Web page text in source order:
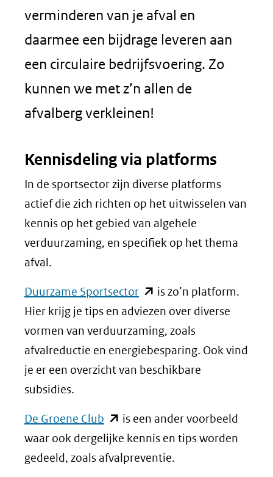
verminderen van je afval en
daarmee een bijdrage leveren aan
een circulaire bedrijfsvoering. Zo
kunnen we met z’n allen de
afvalberg verkleinen!
Kennisdeling via platforms
In de sportsector zijn diverse platforms
actief die zich richten op het uitwisselen van
kennis op het gebied van algehele
verduurzaming, en specifiek op het thema
afval.
Duurzame Sportsector(opent
in
nieuw
venster)
(verwijst
is zo’n platform.
Hier krijg je tips en adviezen over diverse
vormen van verduurzaming, zoals
afvalreductie en energiebesparing. Ook vind
je er een overzicht van beschikbare
subsidies.
De Groene Club (opent
in
nieuw
is een ander voorbeeld
waar ook dergelijke kennis en tips worden
gedeeld, zoals afvalpreventie.